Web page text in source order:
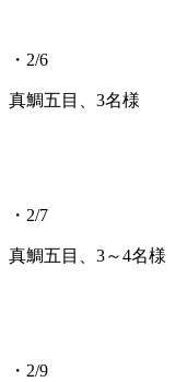
・2/6
真鯛五目、3名様
・2/7
真鯛五目、3～4名様
・2/9